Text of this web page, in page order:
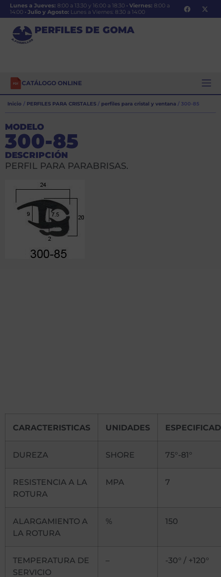
Lunes a Jueves: 8:00 a 13:30 y 16:00 a 18:30 · Viernes: 8:00 a
14:00 · Julio y Agosto: Lunes a Viernes: 8:30 a 14:00
PERFILES DE GOMA
CATÁLOGO ONLINE
Inicio / PERFILES PARA CRISTALES / perfiles para cristal y ventana / 300-85
MODELO
300-85
DESCRIPCIÓN
PERFIL PARA PARABRISAS.
CARACTERISTICAS UNIDADES
DUREZA SHORE 75°-81°
RESISTENCIA A LA
ROTURA
MPA 7
ALARGAMIENTO A
LA ROTURA
% 150
TEMPERATURA DE
SERVICIO
– -30° / +120°